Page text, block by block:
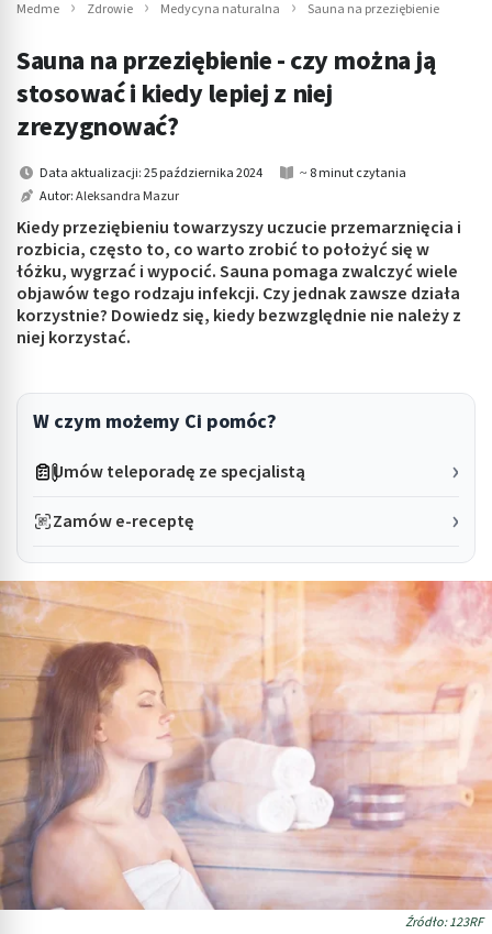
Medme Zdrowie Medycyna naturalna Sauna na przeziębienie
Sauna na przeziębienie - czy można ją
stosować i kiedy lepiej z niej
zrezygnować?
Data aktualizacji: 25 października 2024
~ 8 minut czytania
Autor:Aleksandra Mazur
Kiedy przeziębieniu towarzyszy uczucie przemarznięcia i
rozbicia, często to, co warto zrobić to położyć się w
łóżku, wygrzać i wypocić. Sauna pomaga zwalczyć wiele
objawów tego rodzaju infekcji. Czy jednak zawsze działa
korzystnie? Dowiedz się, kiedy bezwzględnie nie należy z
niej korzystać.
W czym możemy Ci pomóc?
Umów teleporadę ze specjalistą
Zamów e-receptę
Źródło: 123RF